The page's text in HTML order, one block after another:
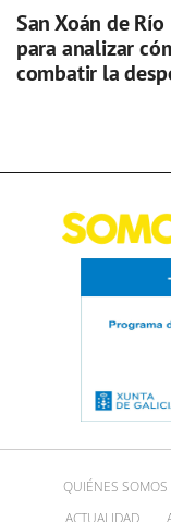
San Xoán de
para analizar
combatir la
QUIÉNES SOMOS